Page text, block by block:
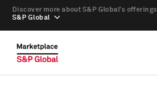
S&P Global
Discover more about S&P Global’s offerings